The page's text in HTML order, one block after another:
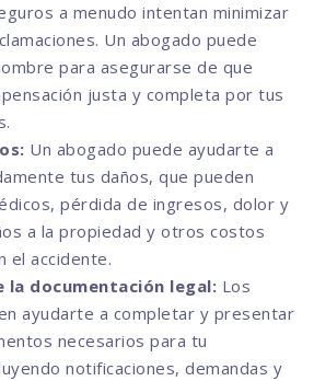
a menudo intentan minimizar
Un abogado puede
para asegurarse de que
justa y completa por tus
Un abogado puede ayudarte a
tus daños, que pueden
pérdida de ingresos, dolor y
a la propiedad y otros costos
el accidente.
la documentación legal: Los
ayudarte a completar y presentar
necesarios para tu
notificaciones, demandas y